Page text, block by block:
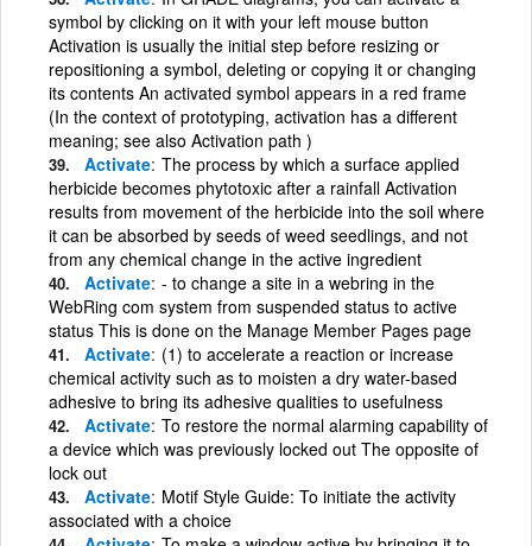
symbol by clicking on it with your left mouse button
Activation is usually the initial step before resizing or
repositioning a symbol, deleting or copying it or changing
its contents An activated symbol appears in a red frame
(In the context of prototyping, activation has a different
meaning; see also Activation path )
Activate The process by which a surface applied
herbicide becomes phytotoxic after a rainfall Activation
results from movement of the herbicide into the soil where
it can be absorbed by seeds of weed seedlings, and not
from any chemical change in the active ingredient
Activate - to change a site in a webring in the
WebRing com system from suspended status to active
status This is done on the Manage Member Pages page
Activate (1) to accelerate a reaction or increase
chemical activity such as to moisten a dry water-based
adhesive to bring its adhesive qualities to usefulness
Activate To restore the normal alarming capability of
a device which was previously locked out The opposite of
lock out
Activate Motif Style Guide: To initiate the activity
associated with a choice